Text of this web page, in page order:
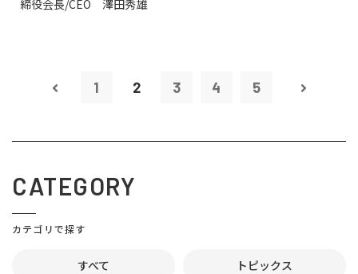
締役会長/CEO 澤田秀雄
1 2 3 4 5
CATEGORY
カテゴリで探す
すべて トピックス